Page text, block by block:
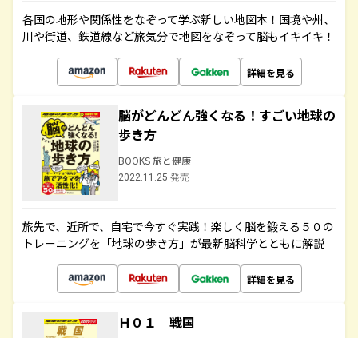
各国の地形や関係性をなぞって学ぶ新しい地図本！国境や州、
川や街道、鉄道線など旅気分で地図をなぞって脳もイキイキ！
詳細を見る
脳がどんどん強くなる！すごい地球の
歩き方
BOOKS 旅と健康
2022.11.25 発売
旅先で、近所で、自宅で今すぐ実践！楽しく脳を鍛える５０の
トレーニングを「地球の歩き方」が最新脳科学とともに解説
詳細を見る
Ｈ０１ 戦国